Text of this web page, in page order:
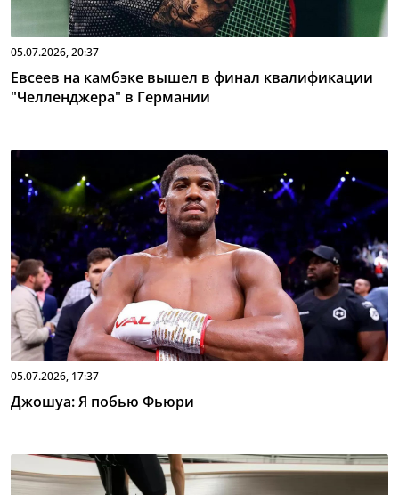
05.07.2026, 20:37
Евсеев на камбэке вышел в финал квалификации
"Челленджера" в Германии
05.07.2026, 17:37
Джошуа: Я побью Фьюри